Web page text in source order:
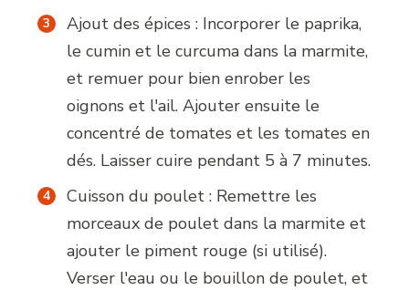
Ajout des épices : Incorporer le paprika,
le cumin et le curcuma dans la marmite,
et remuer pour bien enrober les
oignons et l'ail. Ajouter ensuite le
concentré de tomates et les tomates en
dés. Laisser cuire pendant 5 à 7 minutes.
Cuisson du poulet : Remettre les
morceaux de poulet dans la marmite et
ajouter le piment rouge (si utilisé).
Verser l'eau ou le bouillon de poulet, et